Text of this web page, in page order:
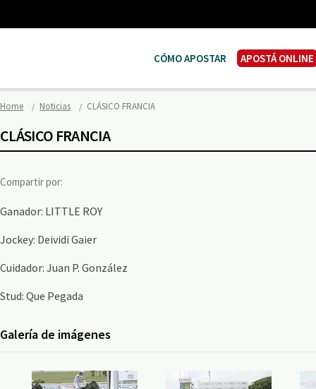
CÓMO APOSTAR APOSTÁ ONLINE
Home Noticias CLÁSICO FRANCIA
CLÁSICO FRANCIA
Compartir por:
Ganador: LITTLE ROY
Jockey: Deividi Gaier
Cuidador: Juan P. González
Stud: Que Pegada
Galería de imágenes